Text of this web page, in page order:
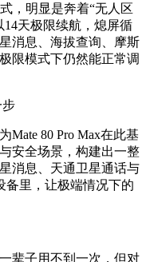
，明显是奔着“无人区
14天极限续航 ，熄屏循
消息、海拔查询、摩斯
限模式下仍然能正常调
步
Mate 80 Pro Max在此基
安全场景，构建出一整
消息、天通卫星通话与
备里，让极端情况下的
辈子用不到一次，但对